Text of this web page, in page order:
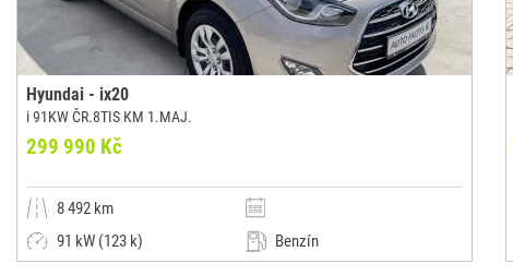
Hyundai - ix20
i 91KW ČR.8TIS KM 1.MAJ.
299 990 Kč
8 492 km
91 kW (123 k)
Benzín